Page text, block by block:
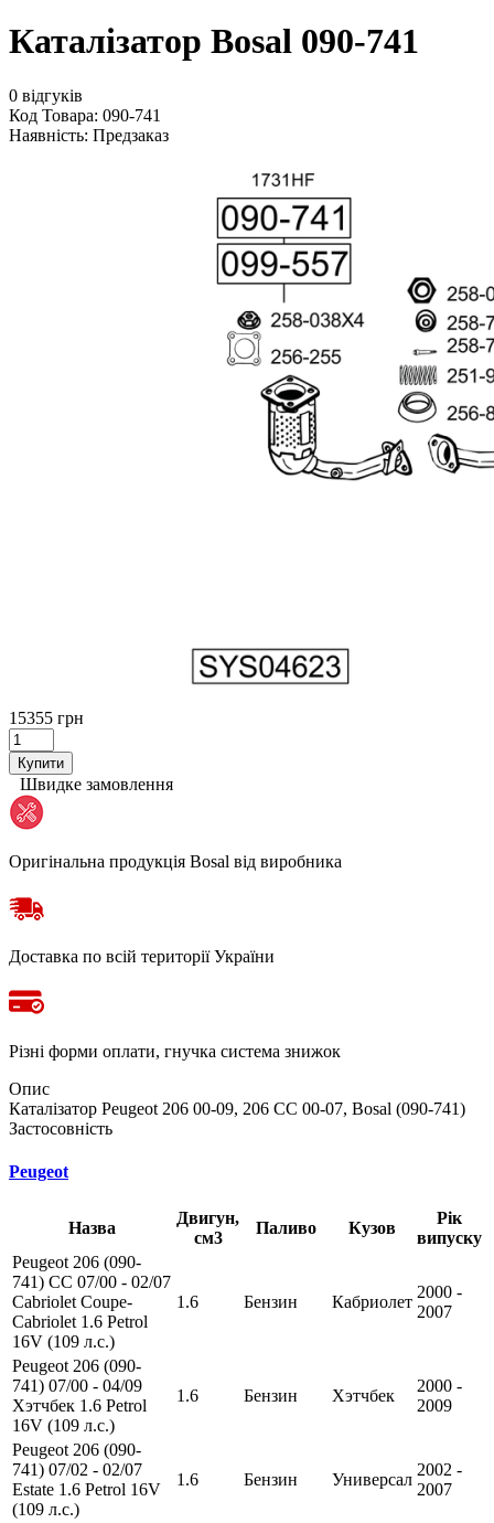
Каталізатор Bosal 090-741
0 відгуків
Код Товара: 090-741
Наявність: Предзаказ
15355 грн
Купити
Швидке замовлення
Оригінальна продукція Bosal від виробника
Доставка по всій території України
Різні форми оплати, гнучка система знижок
Опис
Каталізатор Peugeot 206 00-09, 206 CC 00-07, Bosal (090-741)
Застосовність
Peugeot
Назва
Двигун,
см3
Паливо Кузов
Рік
випуску
Peugeot 206 (090-
741) CC 07/00 - 02/07
Cabriolet Coupe-
Cabriolet 1.6 Petrol
16V (109 л.с.)
1.6 Бензин Кабриолет
2000 -
2007
Peugeot 206 (090-
741) 07/00 - 04/09
Хэтчбек 1.6 Petrol
16V (109 л.с.)
1.6 Бензин Хэтчбек
2000 -
2009
Peugeot 206 (090-
741) 07/02 - 02/07
Estate 1.6 Petrol 16V
(109 л.с.)
1.6 Бензин Универсал
2002 -
2007